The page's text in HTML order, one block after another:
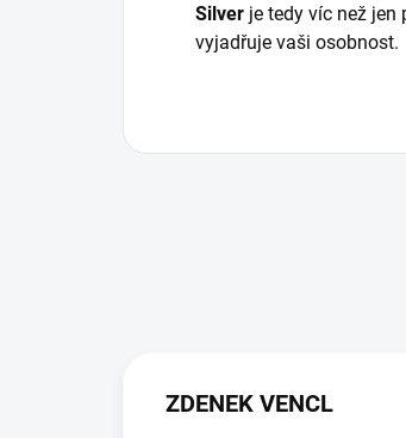
Silver je tedy víc než
vyjadřuje vaši osobnost.
ZDENEK VENCL